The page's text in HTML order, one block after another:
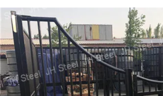
ΠΟΛΙΤΙΚΉ
ΜΥΣΤΙΚΌΤΗΤΑΣ